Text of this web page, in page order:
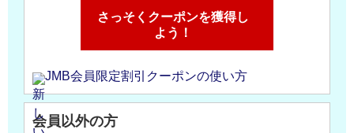
さっそくクーポンを獲得し
よう！
JMB会員限定割引クーポンの使い方
会員以外の方